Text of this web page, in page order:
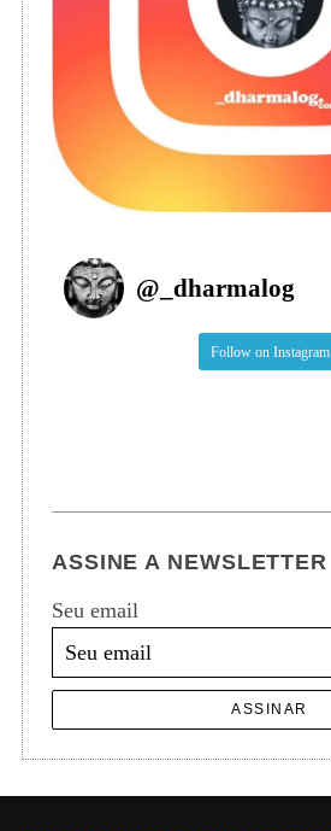
@ _dharmalog
Follow on Instagram
ASSINE A NEWSLETTER
Seu email
ASSINAR